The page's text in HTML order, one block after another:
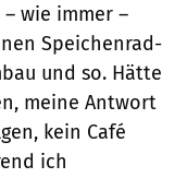
wie immer –
Speichenrad-
und so. Hätte
meine Antwort
kein Café
ich